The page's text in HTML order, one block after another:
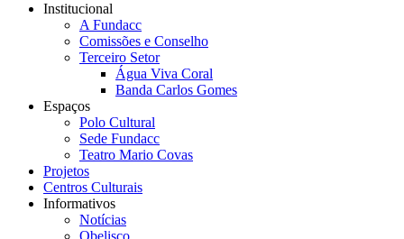
Institucional
A Fundacc
Comissões e Conselho
Terceiro Setor
Água Viva Coral
Banda Carlos Gomes
Espaços
Polo Cultural
Sede Fundacc
Teatro Mario Covas
Projetos
Centros Culturais
Informativos
Notícias
Obelisco